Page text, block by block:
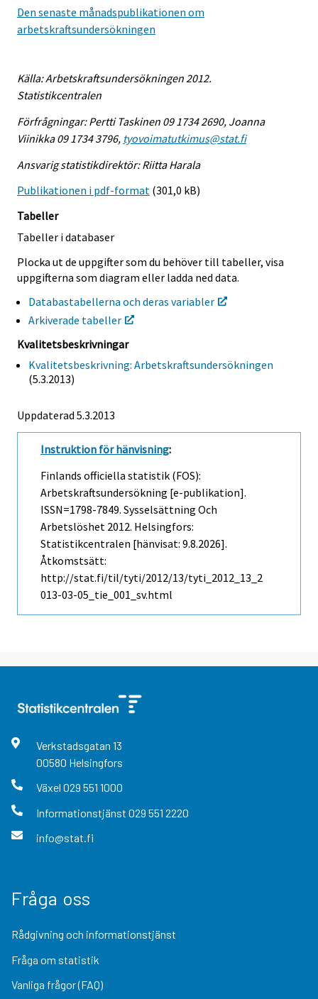
Den senaste månadspublikationen om
arbetskraftsundersökningen
Källa: Arbetskraftsundersökningen 2012.
Statistikcentralen
Förfrågningar: Pertti Taskinen 09 1734 2690, Joanna
Viinikka 09 1734 3796, tyovoimatutkimus@stat.fi
Ansvarig statistikdirektör: Riitta Harala
Publikationen i pdf-format (301,0 kB)
Tabeller
Tabeller i databaser
Plocka ut de uppgifter som du behöver till tabeller, visa
uppgifterna som diagram eller ladda ned data.
Databastabellerna och deras variabler
Arkiverade tabeller
Kvalitetsbeskrivningar
Kvalitetsbeskrivning: Arbetskraftsundersökningen
(5.3.2013)
Uppdaterad 5.3.2013
Instruktion för hänvisning:
Finlands officiella statistik (FOS):
Arbetskraftsundersökning [e-publikation].
ISSN=1798-7849. Sysselsättning Och
Arbetslöshet 2012. Helsingfors:
Statistikcentralen [hänvisat: 9.8.2026].
Åtkomstsätt:
http://stat.fi/til/tyti/2012/13/tyti_2012_13_2
013-03-05_tie_001_sv.html
Verkstadsgatan 13
00580 Helsingfors
Växel 029 551 1000
Informationstjänst 029 551 2220
info@stat.fi
Fråga oss
Rådgivning och informationstjänst
Fråga om statistik
Vanliga frågor (FAQ)